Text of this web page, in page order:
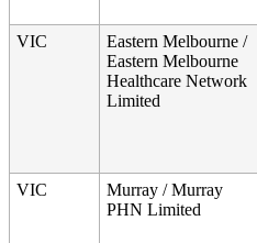
VIC Eastern Melbourne /
Eastern Melbourne
Healthcare Network
Limited
VIC Murray / Murray
PHN Limited